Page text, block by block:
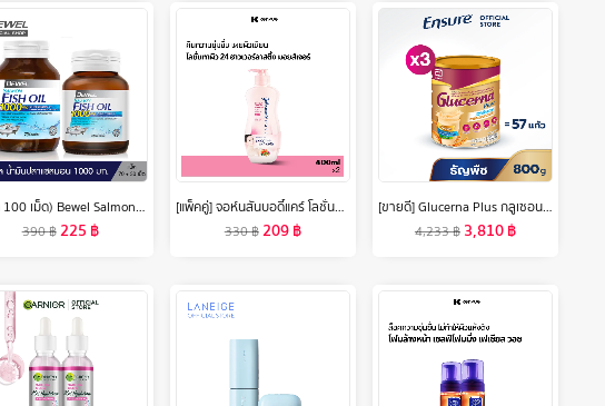
(แพ็ค 100 เม็ด) Bewel Salmon Fish Oil - บีเวลน้ำมันปลาแซลมอน ผสมวิตามินอี มีโอเมก้า 3 (70 เม็ด+ 30 เม็ด)
390฿225 ฿
[แพ็คคู่] จอห์นสันบอดี้แคร์ โลชั่นทาผิว 24 ฮาวเวอร์ลาสติ้ง มอยส์เจอร์ 400 มล. x 2 Johnson Body Care 24 Hour Lasting Moisture Lotion 400 ml. x 2
330฿209฿
[ขายดี] Glucerna Plus กลูเซอนา พลัส กลิ่นธัญพืช 800g 3 กระป๋อง Glucerna Plus Wheat 800g x3 สำหรับผู้ป่วยเบาหวาน
4,233฿ 3,810฿